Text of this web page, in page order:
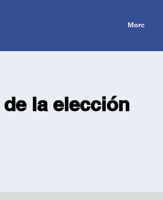
More
la elección